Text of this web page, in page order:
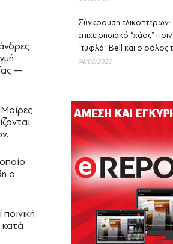
—
ο
κατά
Σύγκρουση
επιχειρησιακό “χάος”
“τυφλά” Bell και ο ρόλος
04/08/2026